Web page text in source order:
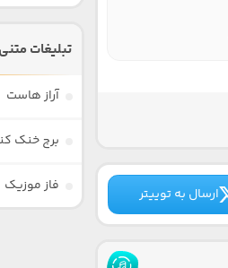
ارسال به توییتر
تبلیغات متنی
آراز هاست
برج خنک
فاز موزیک